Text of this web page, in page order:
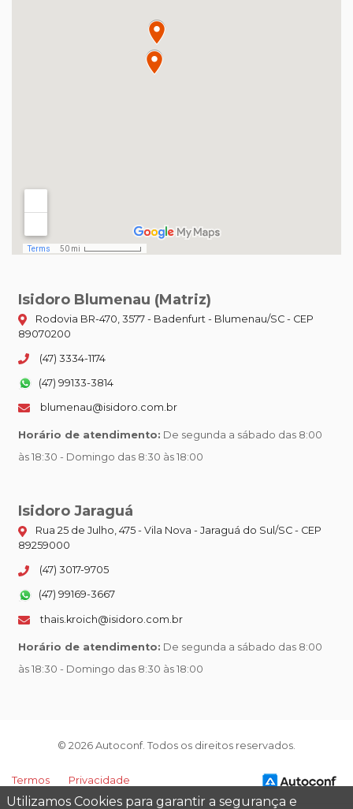
Utilizamos Cookies para garantir a segurança e
Isidoro Blumenau (Matriz)
Rodovia BR-470, 3577 - Badenfurt - Blumenau/SC - CEP
89070200
(47) 3334-1174
(47) 99133-3814
blumenau@isidoro.com.br
Horário de atendimento: De segunda a sábado das 8:00
às 18:30 - Domingo das 8:30 às 18:00
Isidoro Jaraguá
Rua 25 de Julho, 475 - Vila Nova - Jaraguá do Sul/SC - CEP
89259000
(47) 3017-9705
(47) 99169-3667
thais.kroich@isidoro.com.br
Horário de atendimento: De segunda a sábado das 8:00
às 18:30 - Domingo das 8:30 às 18:00
© 2026 Autoconf. Todos os direitos reservados.
Termos Privacidade